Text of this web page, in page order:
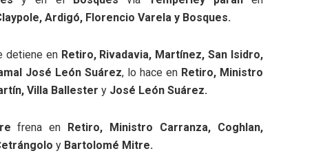
Ardigó, Florencio Varela y Bosques.
detiene en Retiro, Rivadavia, Martínez, San Isidro,
José León Suárez, lo hace en Retiro, Ministro
Villa Ballester y José León Suárez.
frena en Retiro, Ministro Carranza, Coghlan,
y Bartolomé Mitre.